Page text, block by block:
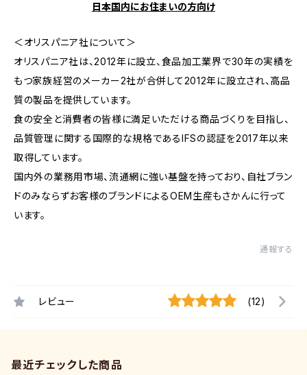
日本国内にお住まいの方向け
＜オリスパニア社について＞
オリスパニア社は、2012年に設立、食品加工業界で30年の実績を
もつ家族経営のメーカー2社が合併して2012年に設立され、高品
質の製品を提供しています。
食の安全と消費者の皆様に満足いただける商品づくりを目指し、
品質管理に関する国際的な規格であるIFSの認証を2017年以来
取得しています。
国内外の業務用市場、流通網に強い基盤を持っており、自社ブラン
ドのみならずお客様のブランドによるOEM生産もさかんに行って
います。
通報する
レビュー (12)
最近チェックした商品